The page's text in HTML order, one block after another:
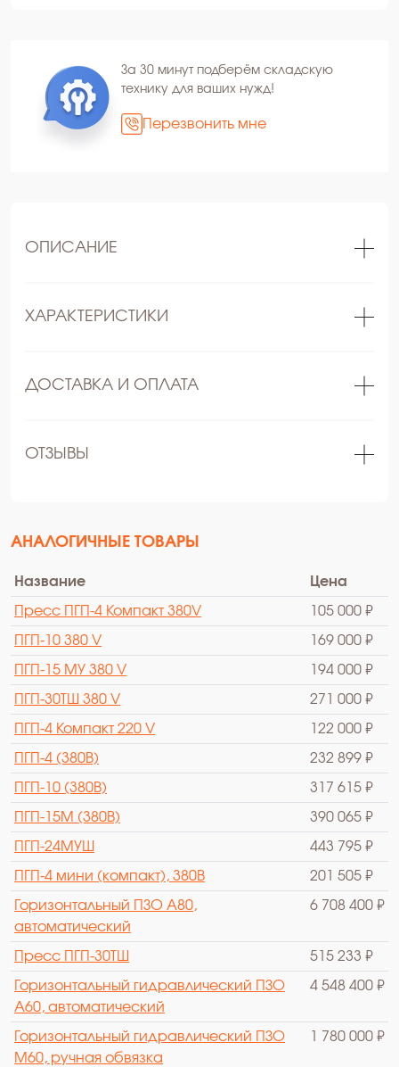
За 30 минут подберём складскую
технику для ваших нужд!
Перезвонить мне
ОПИСАНИЕ
ХАРАКТЕРИСТИКИ
ДОСТАВКА И ОПЛАТА
ОТЗЫВЫ
АНАЛОГИЧНЫЕ ТОВАРЫ
Название Цена
Пресс ПГП-4 Компакт 380V 105 000 ₽
ПГП-10 380 V 169 000 ₽
ПГП-15 МУ 380 V 194 000 ₽
ПГП-30ТШ 380 V 271 000 ₽
ПГП-4 Компакт 220 V 122 000 ₽
ПГП-4 (380В) 232 899 ₽
ПГП-10 (380В) 317 615 ₽
ПГП-15М (380В) 390 065 ₽
ПГП-24МУШ 443 795 ₽
ПГП-4 мини (компакт), 380В 201 505 ₽
Горизонтальный ПЗО А80,
автоматический
6 708 400 ₽
Пресс ПГП-30ТШ 515 233 ₽
Горизонтальный гидравлический ПЗО
А60, автоматический
4 548 400 ₽
Горизонтальный гидравлический ПЗО
М60, ручная обвязка
1 780 000 ₽